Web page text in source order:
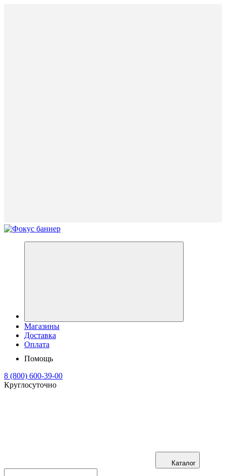
Магазины
Доставка
Оплата
Помощь
8 (800) 600-39-00
Круглосуточно
Каталог